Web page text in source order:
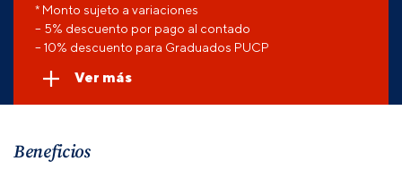
* Monto sujeto a variaciones
– 5% descuento por pago al contado
– 10% descuento para Graduados PUCP
Ver más
Beneficios